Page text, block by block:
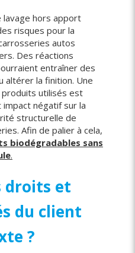
lavage hors apport
risques pour la
autos
Des réactions
entraîner des
altérer la finition. Une
utilisés est
négatif sur la
structurelle de
Afin de palier à cela,
biodégradables sans
.
droits et
du client
?